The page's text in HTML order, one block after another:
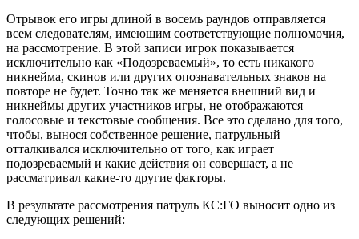
Отрывок его игры длиной в восемь раундов отправляется
всем следователям, имеющим соответствующие полномочия,
на рассмотрение. В этой записи игрок показывается
исключительно как «Подозреваемый», то есть никакого
никнейма, скинов или других опознавательных знаков на
повторе не будет. Точно так же меняется внешний вид и
никнеймы других участников игры, не отображаются
голосовые и текстовые сообщения. Все это сделано для того,
чтобы, вынося собственное решение, патрульный
отталкивался исключительно от того, как играет
подозреваемый и какие действия он совершает, а не
рассматривал какие-то другие факторы.
В результате рассмотрения патруль КС:ГО выносит одно из
следующих решений: